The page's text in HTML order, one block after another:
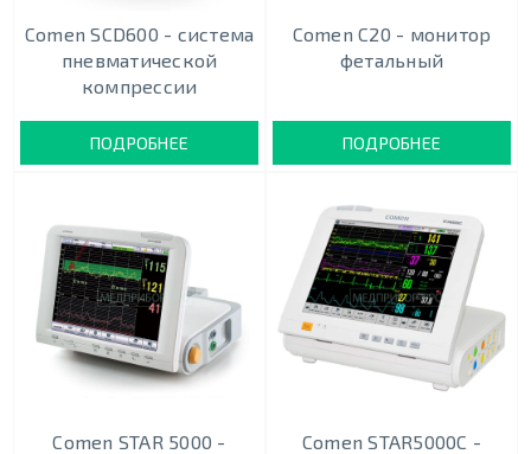
Comen SCD600 - система
пневматической
компрессии
ПОДРОБНЕЕ
Comen C20 - монитор
фетальный
ПОДРОБНЕЕ
Comen STAR 5000 -
Comen STAR5000C -